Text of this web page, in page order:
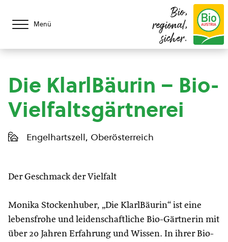
Menü
Bio,
regional,
sicher.
Die KlarlBäurin – Bio-
Vielfaltsgärtnerei
Engelhartszell, Oberösterreich
Der Geschmack der Vielfalt
Monika Stockenhuber, „Die KlarlBäurin“ ist eine
lebensfrohe und leidenschaftliche Bio-Gärtnerin mit
über 20 Jahren Erfahrung und Wissen. In ihrer Bio-